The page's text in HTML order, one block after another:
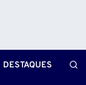
DESTAQUES